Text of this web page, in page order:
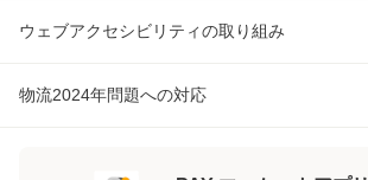
ウェブアクセシビリティの取り組み
物流2024年問題への対応